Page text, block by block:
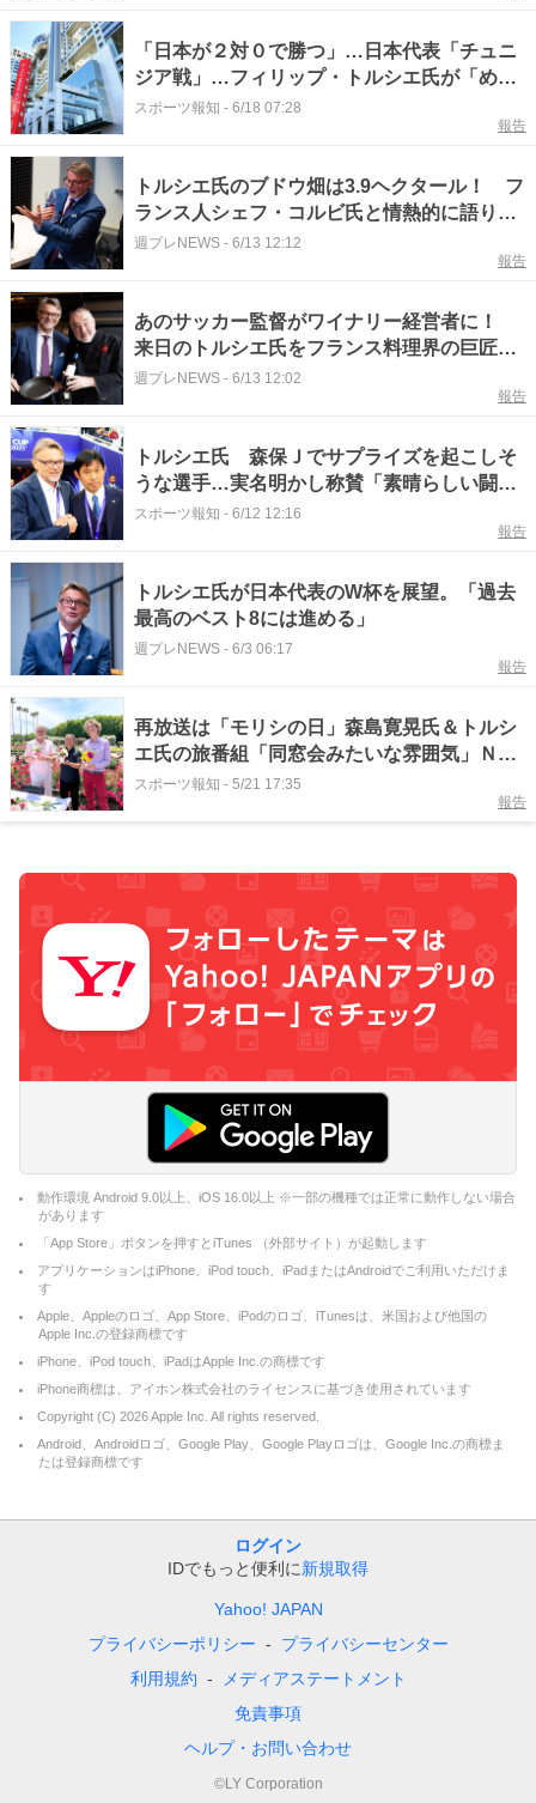
「日本が２対０で勝つ」…日本代表「チュニ
ジア戦」…フィリップ・トルシエ氏が「めざ
ましテレビ」で予想「全員ゴールを決める能
スポーツ報知 - 6/18 07:28
報告
トルシエ氏のブドウ畑は3.9ヘクタール！ フ
ランス人シェフ・コルビ氏と情熱的に語り合
った「ワイン造り」と「料理」
週プレNEWS - 6/13 12:12
報告
あのサッカー監督がワイナリー経営者に！
来日のトルシエ氏をフランス料理界の巨匠が
究極の"おもてなし"
週プレNEWS - 6/13 12:02
報告
トルシエ氏 森保Ｊでサプライズを起こしそ
うな選手…実名明かし称賛「素晴らしい闘
志」オランダ戦結果も予想
スポーツ報知 - 6/12 12:16
報告
トルシエ氏が日本代表のW杯を展望。「過去
最高のベスト8には進める」
週プレNEWS - 6/3 06:17
報告
再放送は「モリシの日」森島寛晃氏＆トルシ
エ氏の旅番組「同窓会みたいな雰囲気」ＮＨ
Ｋ大阪「えぇトコ」
スポーツ報知 - 5/21 17:35
報告
動作環境 Android 9.0以上、iOS 16.0以上 ※一部の機種では正常に動作しない場合
があります
「App Store」ボタンを押すとiTunes （外部サイト）が起動します
アプリケーションはiPhone、iPod touch、iPadまたはAndroidでご利用いただけま
す
Apple、Appleのロゴ、App Store、iPodのロゴ、iTunesは、米国および他国の
Apple Inc.の登録商標です
iPhone、iPod touch、iPadはApple Inc.の商標です
iPhone商標は、アイホン株式会社のライセンスに基づき使用されています
Copyright (C) 2026Apple Inc. All rights reserved.
Android、Androidロゴ、Google Play、Google Playロゴは、Google Inc.の商標ま
たは登録商標です
ログイン
IDでもっと便利に新規取得
Yahoo! JAPAN
プライバシーポリシー
プライバシーセンター
利用規約
メディアステートメント
免責事項
ヘルプ・お問い合わせ
©LY Corporation